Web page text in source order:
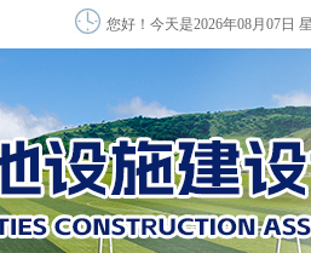
会官网 您好！今天是2026年08月07日